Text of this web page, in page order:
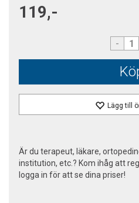
119,-
-
Lägg till
Är du terapeut, läkare,
institution, etc.? Kom ihåg att
logga in för att se dina priser!